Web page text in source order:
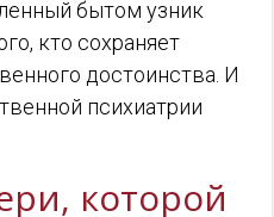
бытом узник
кто сохраняет
достоинства. И
психиатрии
которой